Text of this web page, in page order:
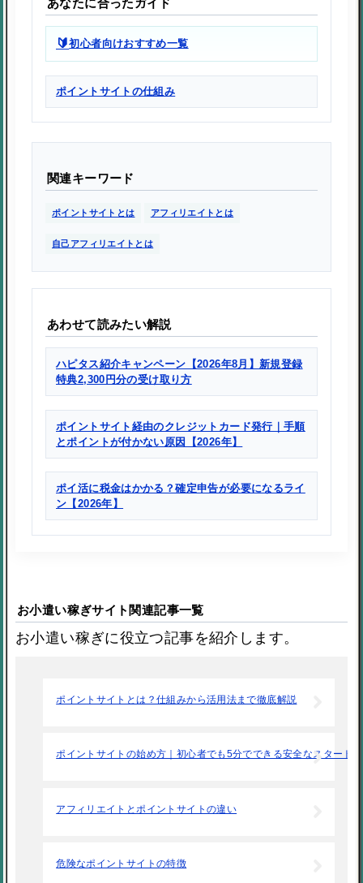
🔰初心者向けおすすめ一覧
ポイントサイトの仕組み
関連キーワード
ポイントサイトとは アフィリエイトとは
自己アフィリエイトとは
あわせて読みたい解説
ハピタス紹介キャンペーン【2026年8月】新規登録
特典2,300円分の受け取り方
ポイントサイト経由のクレジットカード発行｜手順
とポイントが付かない原因【2026年】
ポイ活に税金はかかる？確定申告が必要になるライ
ン【2026年】
お小遣い稼ぎサイト関連記事一覧
お小遣い稼ぎに役立つ記事を紹介します。
ポイントサイトとは？仕組みから活用法まで徹底解説
ポイントサイトの始め方｜初心者でも5分でできる安全なスタート
アフィリエイトとポイントサイトの違い
危険なポイントサイトの特徴